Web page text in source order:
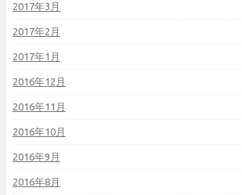
2017年3月
2017年2月
2017年1月
2016年12月
2016年11月
2016年10月
2016年9月
2016年8月